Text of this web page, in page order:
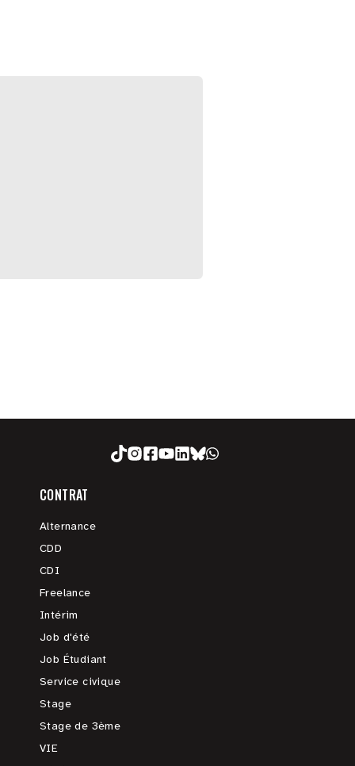
CONTRAT
Alternance
CDD
CDI
Freelance
Intérim
Job d'été
Job Étudiant
Service civique
Stage
Stage de 3ème
VIE